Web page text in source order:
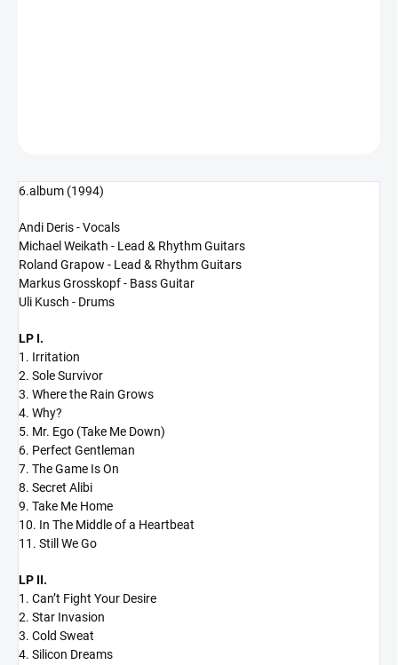
6.album (1994)
Andi Deris - Vocals
Michael Weikath - Lead & Rhythm Guitars
Roland Grapow - Lead & Rhythm Guitars
Markus Grosskopf - Bass Guitar
Uli Kusch - Drums
LP I.
1. Irritation
2. Sole Survivor
3. Where the Rain Grows
4. Why?
5. Mr. Ego (Take Me Down)
6. Perfect Gentleman
7. The Game Is On
8. Secret Alibi
9. Take Me Home
10. In The Middle of a Heartbeat
11. Still We Go
LP II.
1. Can’t Fight Your Desire
2. Star Invasion
3. Cold Sweat
4. Silicon Dreams